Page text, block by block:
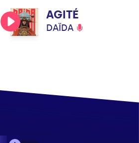
AGITÉ
DAÏDA